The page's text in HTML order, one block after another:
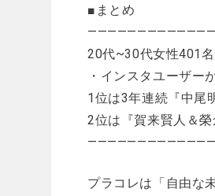
■まとめ
20代~30代女性401
・インスタユーザー
1位は3年連続『中尾
2位は『賀来賢人＆
プラコレは「自由な